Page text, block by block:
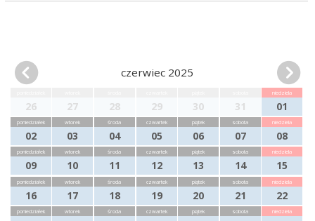
czerwiec 2025
26 27 28 29 30 31
niedziela
01
poniedziałek
02
wtorek
03
środa
04
czwartek
05
piątek
06
sobota
07
niedziela
08
poniedziałek
09
wtorek
10
środa
11
czwartek
12
piątek
13
sobota
14
niedziela
15
poniedziałek
16
wtorek
17
środa
18
czwartek
19
piątek
20
sobota
21
niedziela
22
poniedziałek wtorek środa czwartek piątek sobota niedziela